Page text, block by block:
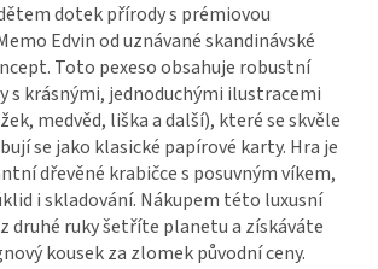
dotek přírody s prémiovou
Edvin od uznávané skandinávské
Toto pexeso obsahuje robustní
s krásnými, jednoduchými ilustracemi
medvěd, liška a další), které se skvěle
se jako klasické papírové karty. Hra je
dřevěné krabičce s posuvným víkem,
i skladování. Nákupem této luxusní
druhé ruky šetříte planetu a získáváte
kousek za zlomek původní ceny.